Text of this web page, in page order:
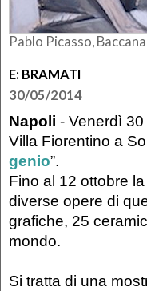
Pablo Picasso,
E: BRAMATI
30/05/2014
Napoli - Venerdì
Villa Fiorentino a
genio”.
Fino al 12 ottobre
diverse opere di
grafiche, 25
mondo.
Si tratta di una